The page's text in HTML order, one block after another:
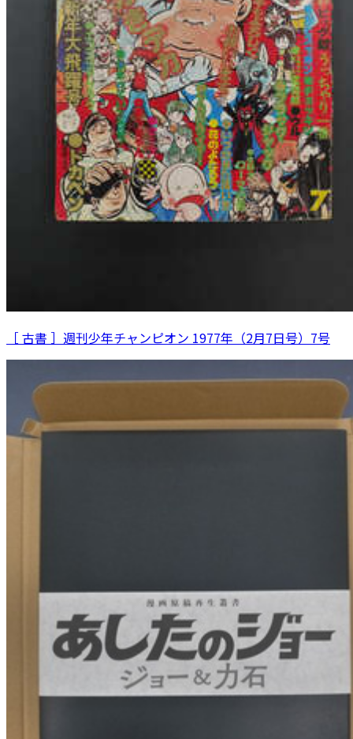
［ 古書 ］週刊少年チャンピオン 1977年（2月7日号）7号